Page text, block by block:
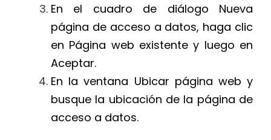
En el cuadro de diálogo Nueva
página de acceso a datos, haga clic
en Página web existente y luego en
Aceptar.
En la ventana Ubicar página web y
busque la ubicación de la página de
acceso a datos.